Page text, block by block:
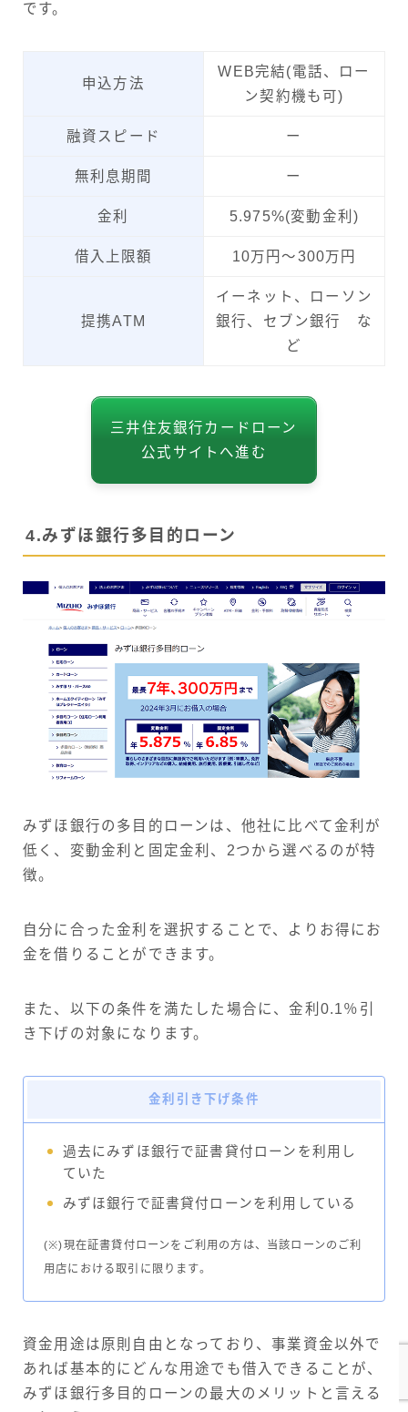
です。
申込方法
WEB完結(電話、ロー
ン契約機も可)
融資スピード ー
無利息期間 ー
金利 5.975%(変動金利)
借入上限額 10万円～300万円
提携ATM
イーネット、ローソン
銀行、セブン銀行 な
ど
三井住友銀行カードローン
公式サイトへ進む
4.みずほ銀行多目的ローン
みずほ銀行の多目的ローンは、他社に比べて金利が
低く、変動金利と固定金利、2つから選べるのが特
徴。
自分に合った金利を選択することで、よりお得にお
金を借りることができます。
また、以下の条件を満たした場合に、金利0.1％引
き下げの対象になります。
金利引き下げ条件
過去にみずほ銀行で証書貸付ローンを利用し
ていた
みずほ銀行で証書貸付ローンを利用している
(※)現在証書貸付ローンをご利用の方は、当該ローンのご利
用店における取引に限ります。
資金用途は原則自由となっており、事業資金以外で
あれば基本的にどんな用途でも借入できることが、
みずほ銀行多目的ローンの最大のメリットと言える